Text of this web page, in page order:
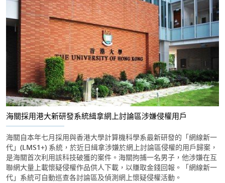
海關採用港大新研發系統緝拿網上討論區涉嫌侵權用戶
海關自本年七月採用與香港大學計算機科學系最新研發的「網線新一
代」(LMS1+) 系統，於近日緝拿涉嫌於網上討論區侵權的用戶歸案，
是海關首次利用該科技破獲的案件。海關拘捕一名男子，他涉嫌在互
聯網大量上載懷疑侵權作品供人下載，以賺取金錢回報。「網線新一
代」系統可自動巡查各討論區及偵測網上懷疑侵權活動。